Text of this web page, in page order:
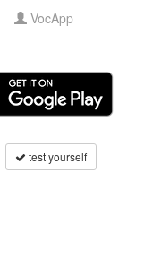
VocApp
test yourself